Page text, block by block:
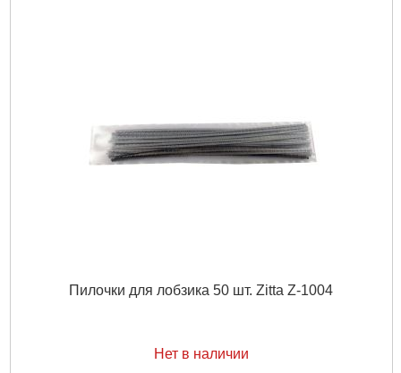
Пилочки для лобзика 50 шт. Zitta Z-1004
Нет в наличии